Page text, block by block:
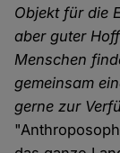
Objekt für die
aber guter
Menschen
gemeinsam
gerne zur